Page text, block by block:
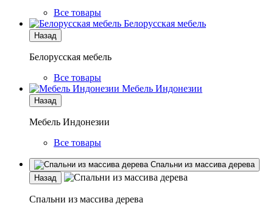
Все товары
Белорусская мебель
Назад
Белорусская мебель
Все товары
Мебель Индонезии
Назад
Мебель Индонезии
Все товары
Спальни из массива дерева
Назад
Спальни из массива дерева